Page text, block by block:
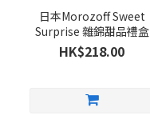
日本Morozoff Sweet
Surprise 雜錦甜品禮盒
HK$218.00